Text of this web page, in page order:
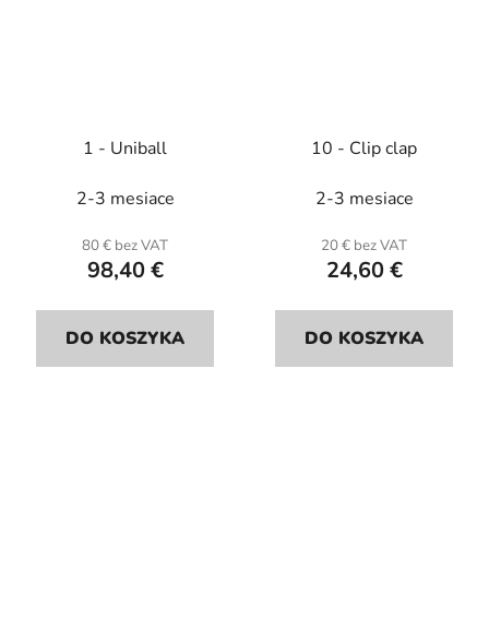
1 - Uniball
2-3 mesiace
80 € bez VAT
98,40 €
DO KOSZYKA
10 - Clip clap
2-3 mesiace
20 € bez VAT
24,60 €
DO KOSZYKA